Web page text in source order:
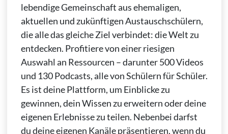
lebendige Gemeinschaft aus ehemaligen,
aktuellen und zukünftigen Austauschschülern,
die alle das gleiche Ziel verbindet: die Welt zu
entdecken. Profitiere von einer riesigen
Auswahl an Ressourcen – darunter 500 Videos
und 130 Podcasts, alle von Schülern für Schüler.
Es ist deine Plattform, um Einblicke zu
gewinnen, dein Wissen zu erweitern oder deine
eigenen Erlebnisse zu teilen. Nebenbei darfst
du deine eigenen Kanäle präsentieren, wenn du